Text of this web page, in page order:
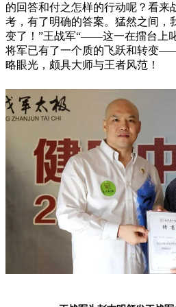
的回答和付之怎样的行动呢？看来
考，有了明确的答案。猛然之间，
变了！”王战军“——这一在擂台上
将军已有了一个质的飞跃和转变
略眼光，颇具大师与王者风范！